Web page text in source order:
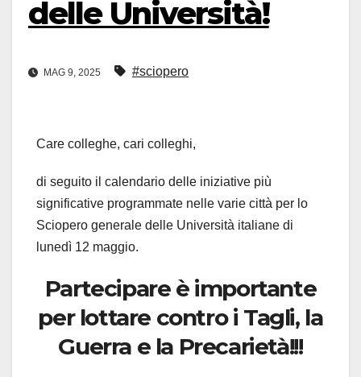
delle Università!
MAG 9, 2025 #sciopero
Care colleghe, cari colleghi,
di seguito il calendario delle iniziative più
significative programmate nelle varie città per lo
Sciopero generale delle Università italiane di
lunedì 12 maggio.
Partecipare è importante
per lottare contro i Tagli, la
Guerra e la Precarietà!!!